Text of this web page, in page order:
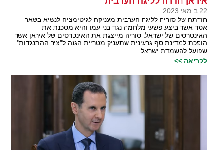
22 ב מאי 2023
חזרתה של סוריה לליגה הערבית מעניקה לגיטימציה לנשיא בשאר
אסד אשר ביצע פשעי מלחמה נגד בני עמו והיא מסכנת את
האינטרסים של ישראל. סוריה מייצגת את האינטרסים של איראן אשר
הופכת למדינת סף גרעינית שתעניק מטריית הגנה ל"ציר ההתנגדות"
שפועל להשמדת ישראל.
לקריאה >>